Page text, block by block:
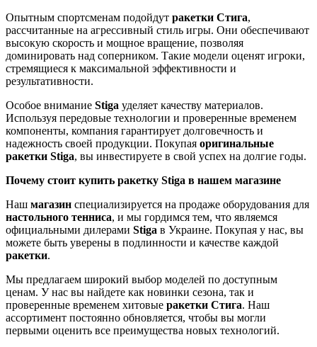
Опытным спортсменам подойдут ракетки Стига,
рассчитанные на агрессивный стиль игры. Они обеспечивают
высокую скорость и мощное вращение, позволяя
доминировать над соперником. Такие модели оценят игроки,
стремящиеся к максимальной эффективности и
результативности.
Особое внимание Stiga уделяет качеству материалов.
Используя передовые технологии и проверенные временем
компоненты, компания гарантирует долговечность и
надежность своей продукции. Покупая оригинальные
ракетки Stiga, вы инвестируете в свой успех на долгие годы.
Почему стоит купить ракетку Stiga в нашем магазине
Наш магазин специализируется на продаже оборудования для
настольного тенниса, и мы гордимся тем, что являемся
официальными дилерами Stiga в Украине. Покупая у нас, вы
можете быть уверены в подлинности и качестве каждой
ракетки.
Мы предлагаем широкий выбор моделей по доступным
ценам. У нас вы найдете как новинки сезона, так и
проверенные временем хитовые ракетки Стига. Наш
ассортимент постоянно обновляется, чтобы вы могли
первыми оценить все преимущества новых технологий.